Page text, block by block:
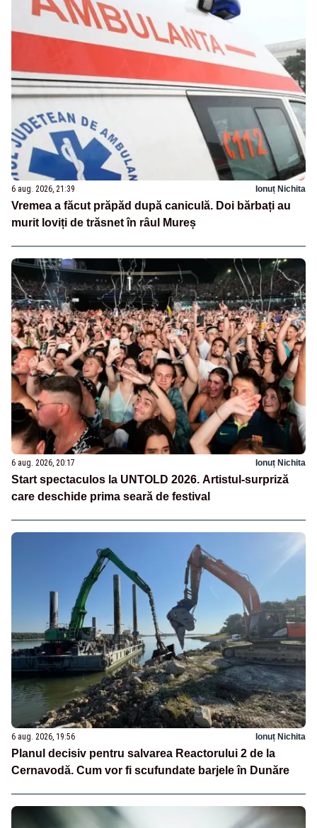
6 aug. 2026, 21:39 Ionuț Nichita
Vremea a făcut prăpăd după caniculă. Doi bărbați au
murit loviți de trăsnet în râul Mureș
6 aug. 2026, 20:17 Ionuț Nichita
Start spectaculos la UNTOLD 2026. Artistul-surpriză
care deschide prima seară de festival
6 aug. 2026, 19:56 Ionuț Nichita
Planul decisiv pentru salvarea Reactorului 2 de la
Cernavodă. Cum vor fi scufundate barjele în Dunăre